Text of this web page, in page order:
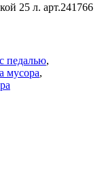
25 л. арт.241766
педалью,
мусора,